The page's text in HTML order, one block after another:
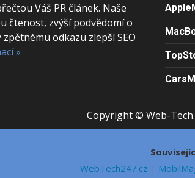
Váš PR článek. Naše
čtenost, zvýší podvědomí o
odkazu zlepší SEO
»
Copyright © Web-
WebTech247.cz |